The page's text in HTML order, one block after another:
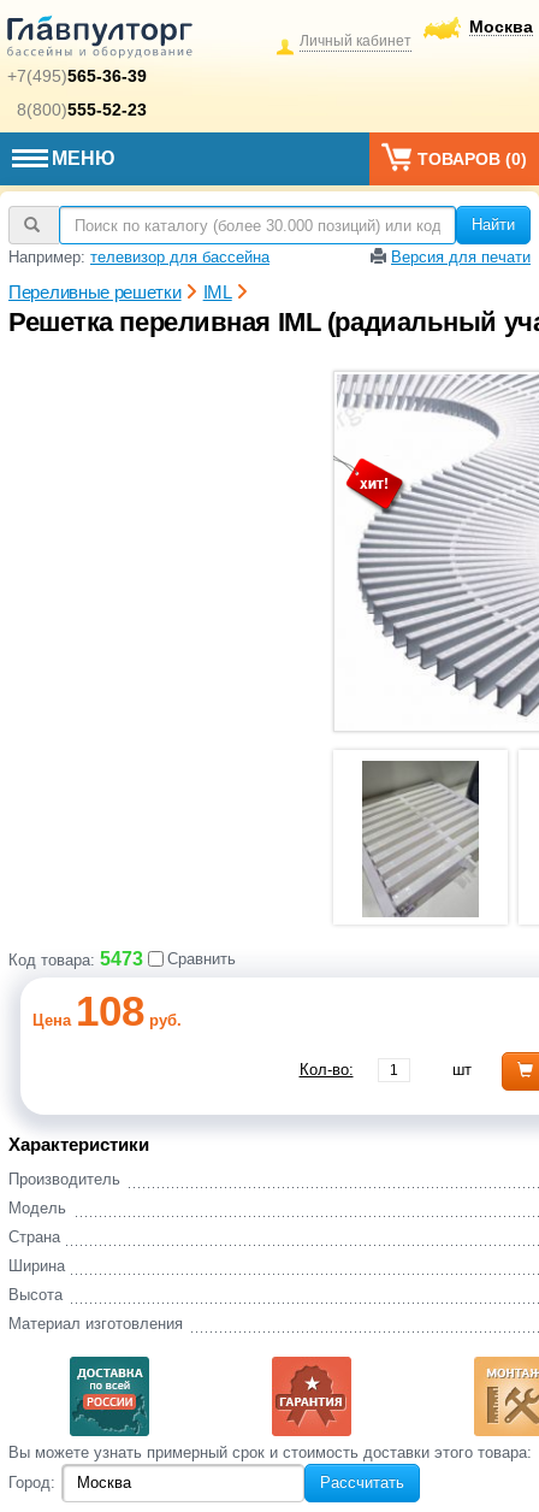
+7(495)565-36-39
8(800)555-52-23
Москва
Личный кабинет
МЕНЮ ТОВАРОВ (0)
Найти
Например: телевизор для бассейна Версия для печати
Переливные решетки IML
Решетка переливная IML (радиальный
Код товара: 5473 Сравнить
Цена 108 руб.
Кол-во: шт
Характеристики
Производитель
Модель
Страна
Ширина
Высота
Материал изготовления
Вы‌ можете‌ узнать‌ примерный срок и стоимость‌ доставки этого товара:
Город:
Рассчитать